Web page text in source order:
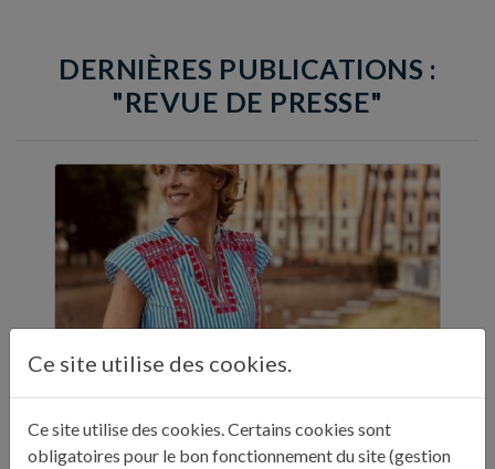
DERNIÈRES PUBLICATIONS :
"REVUE DE PRESSE"
ELLE A TABLE - 11 ADRESSES GASTRONOMIQUES RECOMMANDÉES PAR JULIE ANDRIEU - NOVEMBRE 2024
Ce site utilise des cookies.
Ce site utilise des cookies. Certains cookies sont
obligatoires pour le bon fonctionnement du site (gestion